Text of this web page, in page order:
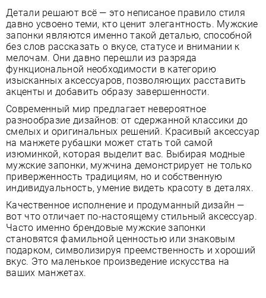
Детали решают всё — это неписаное правило стиля
давно усвоено теми, кто ценит элегантность. Мужские
запонки являются именно такой деталью, способной
без слов рассказать о вкусе, статусе и внимании к
мелочам. Они давно перешли из разряда
функциональной необходимости в категорию
изысканных аксессуаров, позволяющих расставить
акценты и добавить образу завершенности.
Современный мир предлагает невероятное
разнообразие дизайнов: от сдержанной классики до
смелых и оригинальных решений. Красивый аксессуар
на манжете рубашки может стать той самой
изюминкой, которая выделит вас. Выбирая модные
мужские запонки, мужчина демонстрирует не только
приверженность традициям, но и собственную
индивидуальность, умение видеть красоту в деталях.
Качественное исполнение и продуманный дизайн —
вот что отличает по-настоящему стильный аксессуар.
Часто именно брендовые мужские запонки
становятся фамильной ценностью или знаковым
подарком, символизируя преемственность и хороший
вкус. Это маленькое произведение искусства на
ваших манжетах.